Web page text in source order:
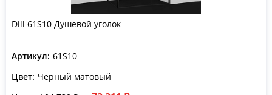
Dill 61S10 Душевой уголок
Артикул: 61S10
Цвет: Черный матовый